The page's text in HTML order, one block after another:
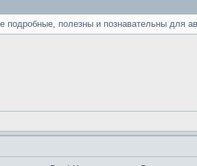
подробные, полезны и познавательны для